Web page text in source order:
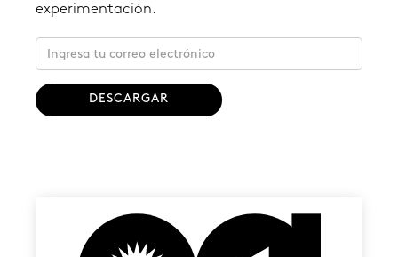
experimentación.